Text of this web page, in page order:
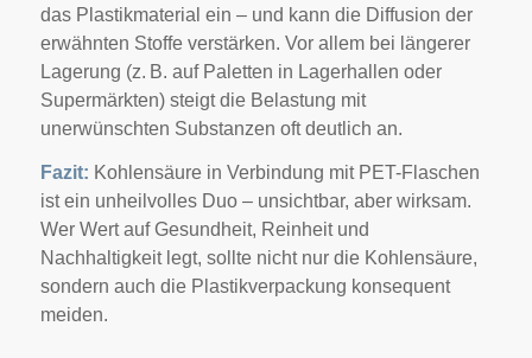
das Plastikmaterial ein – und kann die Diffusion der
erwähnten Stoffe verstärken. Vor allem bei längerer
Lagerung (z. B. auf Paletten in Lagerhallen oder
Supermärkten) steigt die Belastung mit
unerwünschten Substanzen oft deutlich an.
Fazit: Kohlensäure in Verbindung mit PET-Flaschen
ist ein unheilvolles Duo – unsichtbar, aber wirksam.
Wer Wert auf Gesundheit, Reinheit und
Nachhaltigkeit legt, sollte nicht nur die Kohlensäure,
sondern auch die Plastikverpackung konsequent
meiden.